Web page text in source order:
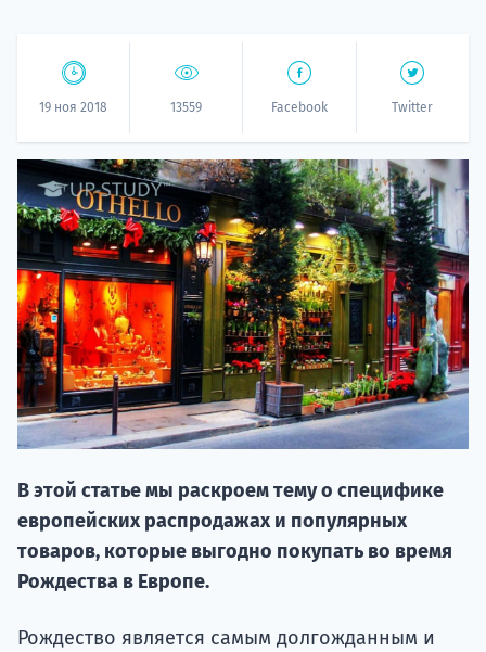
19 ноя 2018 13559 Facebook Twitter
В этой статье мы раскроем тему о специфике
европейских распродажах и популярных
товаров, которые выгодно покупать во время
Рождества в Европе.
Рождество является самым долгожданным и
НАБОР